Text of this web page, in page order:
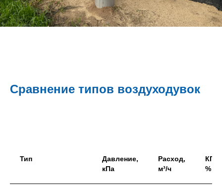
Сравнение типов воздуходувок
Тип
Давление,
кПа
Расход,
м³/ч
КПД,
%